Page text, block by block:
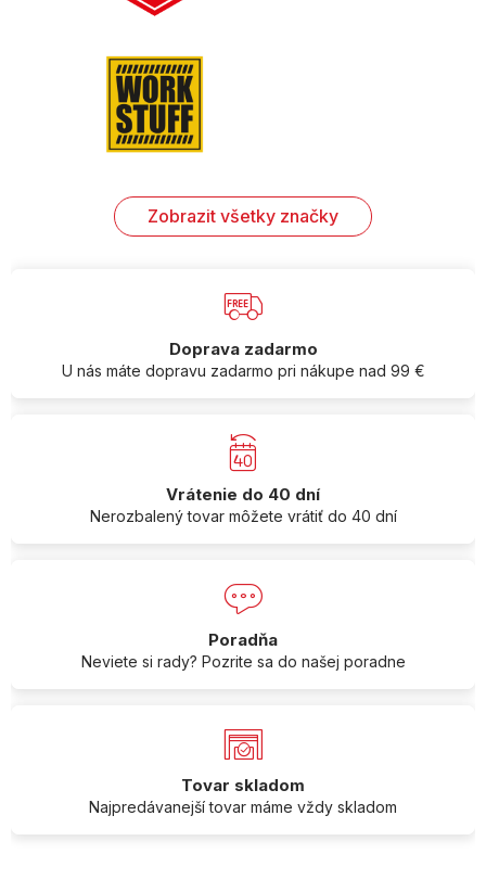
Zobrazit všetky značky
Doprava zadarmo
U nás máte dopravu zadarmo pri nákupe nad 99 €
Vrátenie do 40 dní
Nerozbalený tovar môžete vrátiť do 40 dní
Poradňa
Neviete si rady? Pozrite sa do našej poradne
Tovar skladom
Najpredávanejší tovar máme vždy skladom